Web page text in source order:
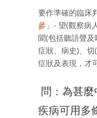
要作準確的臨床
參 」- 望(觀察病
聞(包括聽語聲
症狀、病史)、
症狀及表現，才
問：為甚
疾病可用多